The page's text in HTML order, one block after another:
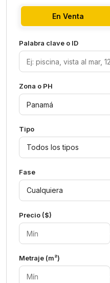
En Venta
Palabra clave o ID
Zona o PH
Tipo
Todos los tipos
Fase
Cualquiera
Precio ($)
Metraje (m²)